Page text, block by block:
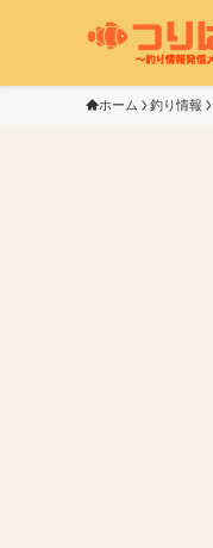
ホーム 釣り情報